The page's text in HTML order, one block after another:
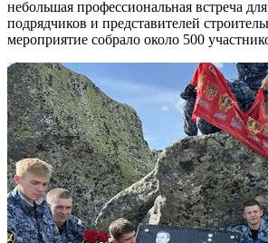
небольшая профессиональная встреча
подрядчиков и представителей
мероприятие собрало около 500